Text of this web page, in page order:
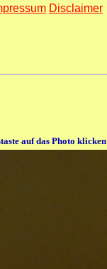
Disclaimer
auf das Photo klicken